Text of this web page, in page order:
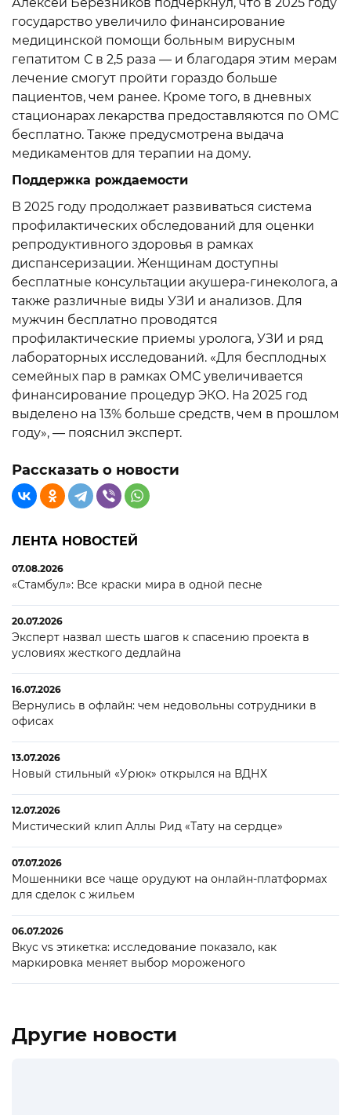
государство увеличило финансирование
медицинской помощи больным вирусным
гепатитом С в 2,5 раза — и благодаря этим мерам
лечение смогут пройти гораздо больше
пациентов, чем ранее. Кроме того, в дневных
стационарах лекарства предоставляются по ОМС
бесплатно. Также предусмотрена выдача
медикаментов для терапии на дому.
Поддержка рождаемости
В 2025 году продолжает развиваться система
профилактических обследований для оценки
репродуктивного здоровья в рамках
диспансеризации. Женщинам доступны
бесплатные консультации акушера-гинеколога, а
также различные виды УЗИ и анализов. Для
мужчин бесплатно проводятся
профилактические приемы уролога, УЗИ и ряд
лабораторных исследований. «Для бесплодных
семейных пар в рамках ОМС увеличивается
финансирование процедур ЭКО. На 2025 год
выделено на 13% больше средств, чем в прошлом
году», — пояснил эксперт.
Рассказать о новости
ЛЕНТА НОВОСТЕЙ
07.08.2026
«Стамбул»: Все краски мира в одной песне
20.07.2026
Эксперт назвал шесть шагов к спасению проекта в
условиях жесткого дедлайна
16.07.2026
Вернулись в офлайн: чем недовольны сотрудники в
офисах
13.07.2026
Новый стильный «Урюк» открылся на ВДНХ
12.07.2026
Мистический клип Аллы Рид «Тату на сердце»
07.07.2026
Мошенники все чаще орудуют на онлайн-платформах
для сделок с жильем
06.07.2026
Вкус vs этикетка: исследование показало, как
маркировка меняет выбор мороженого
Другие новости